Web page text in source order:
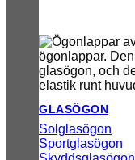
GLASÖGON
Solglasögon
Sportglasögon